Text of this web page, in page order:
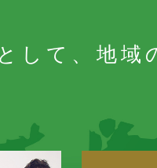
して、地域